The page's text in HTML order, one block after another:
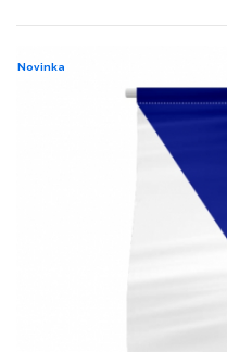
Novinka